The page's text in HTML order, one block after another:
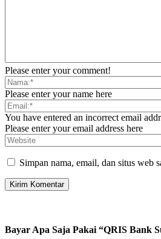
Please enter your comment!
Please enter your name here
You have entered an incorrect email
Please enter your email address here
Simpan nama, email, dan situs web
Bayar Apa Saja Pakai “QRIS Bank